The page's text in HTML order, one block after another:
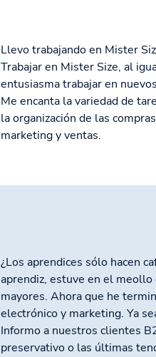
Llevo trabajando en Mister
Trabajar en Mister Size, al
entusiasma trabajar en
Me encanta la variedad de
la organización de las
marketing y ventas.
¿Los aprendices sólo hacen
aprendiz, estuve en el meollo
mayores. Ahora que he
electrónico y marketing. Ya
Informo a nuestros clientes
preservativo o las últimas